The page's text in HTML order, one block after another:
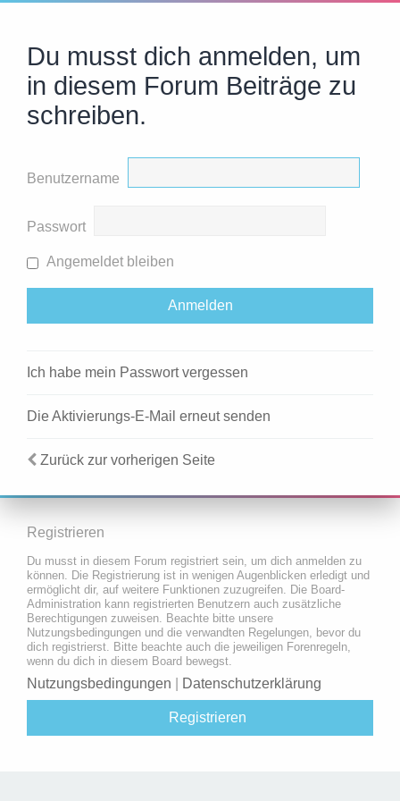
Du musst dich anmelden, um
in diesem Forum Beiträge zu
schreiben.
Benutzername
Passwort
Angemeldet bleiben
Ich habe mein Passwort vergessen
Die Aktivierungs-E-Mail erneut senden
Zurück zur vorherigen Seite
Registrieren
Du musst in diesem Forum registriert sein, um dich anmelden zu
können. Die Registrierung ist in wenigen Augenblicken erledigt und
ermöglicht dir, auf weitere Funktionen zuzugreifen. Die Board-
Administration kann registrierten Benutzern auch zusätzliche
Berechtigungen zuweisen. Beachte bitte unsere
Nutzungsbedingungen und die verwandten Regelungen, bevor du
dich registrierst. Bitte beachte auch die jeweiligen Forenregeln,
wenn du dich in diesem Board bewegst.
Nutzungsbedingungen Datenschutzerklärung
Registrieren